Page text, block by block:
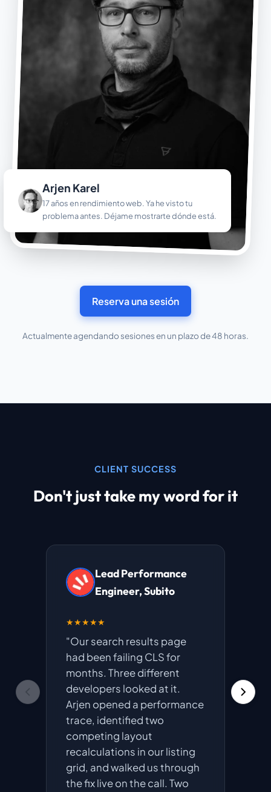
Arjen Karel
17 años en rendimiento web. Ya he visto tu
problema antes. Déjame mostrarte dónde está.
Reserva una sesión
Actualmente agendando sesiones en un plazo de 48 horas.
CLIENT SUCCESS
Don't just take my word for it
Lead Performance
Engineer, Subito
★★★★★
"Our search results page
had been failing CLS for
months. Three different
developers looked at it.
Arjen opened a performance
trace, identified two
competing layout
recalculations in our listing
grid, and walked us through
the fix live on the call. Two
root